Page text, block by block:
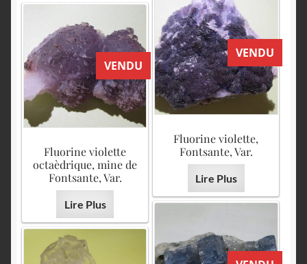
VENDU
Fluorine violette,
Fontsante, Var.
Lire Plus
VENDU
Fluorine violette
octaèdrique, mine de
Fontsante, Var.
Lire Plus